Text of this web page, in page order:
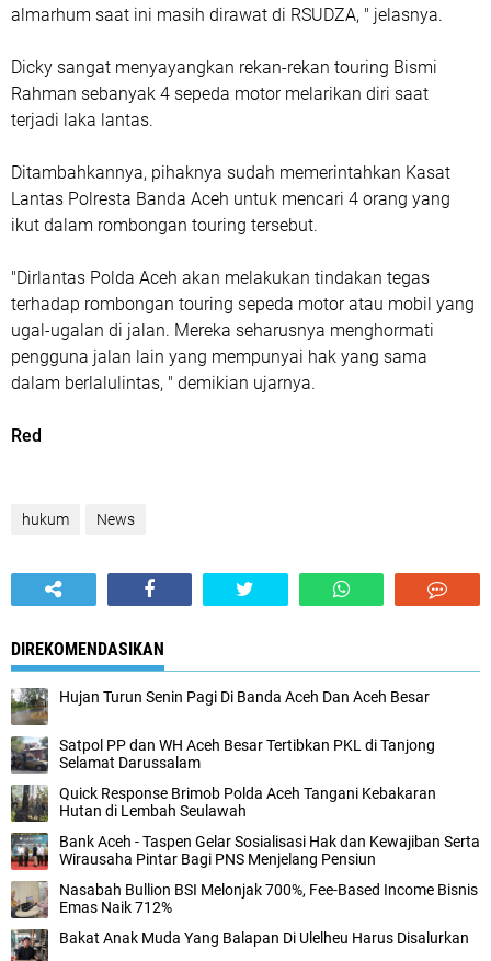
almarhum saat ini masih dirawat di RSUDZA, " jelasnya.
Dicky sangat menyayangkan rekan-rekan touring Bismi
Rahman sebanyak 4 sepeda motor melarikan diri saat
terjadi laka lantas.
Ditambahkannya, pihaknya sudah memerintahkan Kasat
Lantas Polresta Banda Aceh untuk mencari 4 orang yang
ikut dalam rombongan touring tersebut.
"Dirlantas Polda Aceh akan melakukan tindakan tegas
terhadap rombongan touring sepeda motor atau mobil yang
ugal-ugalan di jalan. Mereka seharusnya menghormati
pengguna jalan lain yang mempunyai hak yang sama
dalam berlalulintas, " demikian ujarnya.
Red
hukum News
DIREKOMENDASIKAN
Hujan Turun Senin Pagi Di Banda Aceh Dan Aceh Besar
Satpol PP dan WH Aceh Besar Tertibkan PKL di Tanjong
Selamat Darussalam
Quick Response Brimob Polda Aceh Tangani Kebakaran
Hutan di Lembah Seulawah
Bank Aceh - Taspen Gelar Sosialisasi Hak dan Kewajiban Serta
Wirausaha Pintar Bagi PNS Menjelang Pensiun
Nasabah Bullion BSI Melonjak 700%, Fee-Based Income Bisnis
Emas Naik 712%
Bakat Anak Muda Yang Balapan Di Ulelheu Harus Disalurkan